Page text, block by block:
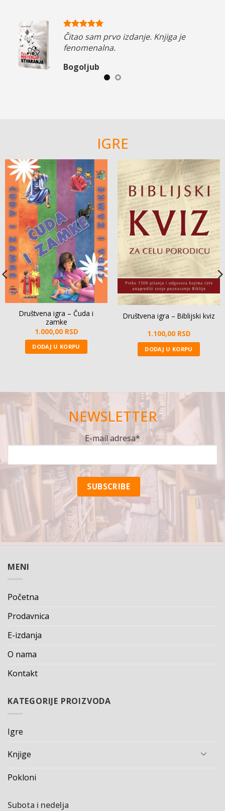
Čitao sam prvo izdanje. Knjiga je
fenomenalna.
Bogoljub
IGRE
Društvena igra – Čuda i
zamke
1.000,00 RSD
DODAJ U KORPU
Društvena igra – Biblijski kviz
1.100,00 RSD
DODAJ U KORPU
NEWSLETTER
E-mail adresa*
MENI
Početna
Prodavnica
E-izdanja
O nama
Kontakt
KATEGORIJE PROIZVODA
Igre
Knjige
Pokloni
Subota i nedelja